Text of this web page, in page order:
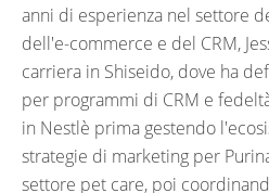
anni di esperienza nel settore
dell'e-commerce e del CRM,
carriera in Shiseido, dove ha
per programmi di CRM e
in Nestlè prima gestendo
strategie di marketing per
settore pet care, poi